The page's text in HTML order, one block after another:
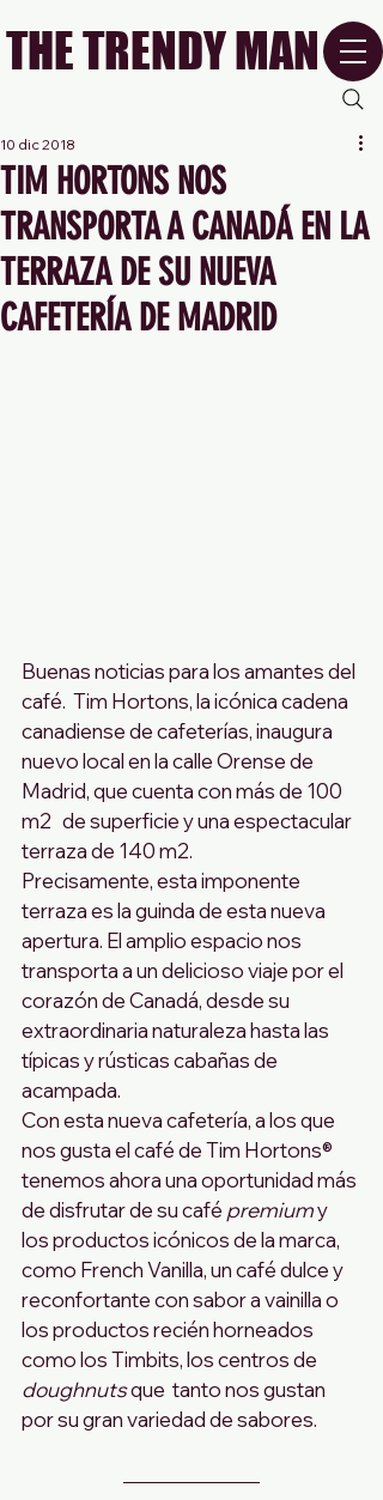
THE TRENDY MAN
TIM HORTONS NOS
TRANSPORTA A CANADÁ EN LA
TERRAZA DE SU NUEVA
CAFETERÍA DE MADRID
10 dic 2018
Buenas noticias para los amantes del
café.  Tim Hortons, la icónica cadena
canadiense de cafeterías, inaugura
nuevo local en la calle Orense de
Madrid, que cuenta con más de 100
m2   de superficie y una espectacular
terraza de 140 m2.
Precisamente, esta imponente
terraza es la guinda de esta nueva
apertura. El amplio espacio nos
transporta a un delicioso viaje por el
corazón de Canadá, desde su
extraordinaria naturaleza hasta las
típicas y rústicas cabañas de
acampada.
Con esta nueva cafetería, a los que
nos gusta el café de Tim Hortons®
tenemos ahora una oportunidad más
de disfrutar de su café premium y
los productos icónicos de la marca,
como French Vanilla, un café dulce y
reconfortante con sabor a vainilla o
los productos recién horneados
como los Timbits, los centros de
doughnuts que  tanto nos gustan
por su gran variedad de sabores.